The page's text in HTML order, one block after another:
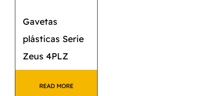
Gavetas
plásticas Serie
Zeus 4PLZ
READ MORE